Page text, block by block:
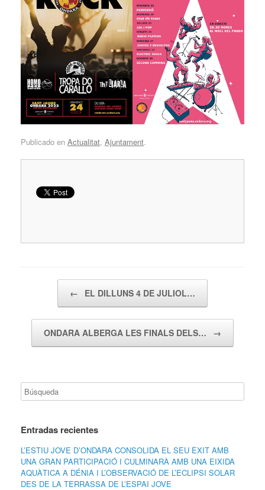
Publicado en Actualitat, Ajuntament.
← EL DILLUNS 4 DE JULIOL…
ONDARA ALBERGA LES FINALS DELS… →
Entradas recientes
L’ESTIU JOVE D’ONDARA CONSOLIDA EL SEU ÈXIT AMB
UNA GRAN PARTICIPACIÓ I CULMINARÀ AMB UNA EIXIDA
AQUÀTICA A DÉNIA I L’OBSERVACIÓ DE L’ECLIPSI SOLAR
DES DE LA TERRASSA DE L’ESPAI JOVE